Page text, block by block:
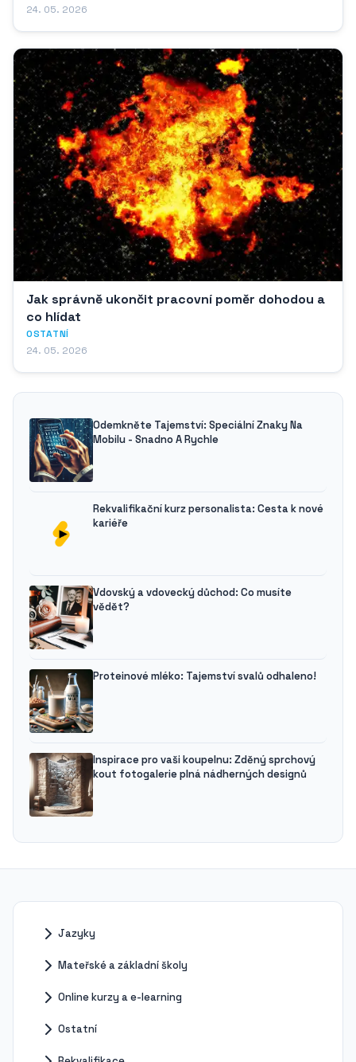
24. 05. 2026
Jak správně ukončit pracovní poměr dohodou a
co hlídat
OSTATNÍ
24. 05. 2026
Odemkněte Tajemství: Speciální Znaky Na
Mobilu - Snadno A Rychle
Rekvalifikační kurz personalista: Cesta k nové
kariéře
Vdovský a vdovecký důchod: Co musíte
vědět?
Proteinové mléko: Tajemství svalů odhaleno!
Inspirace pro vaši koupelnu: Zděný sprchový
kout fotogalerie plná nádherných designů
Jazyky
Mateřské a základní školy
Online kurzy a e-learning
Ostatní